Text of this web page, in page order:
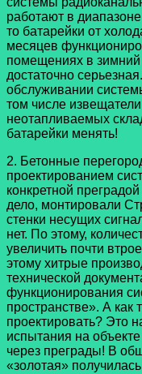
работают в
то батарейки от
месяцев
помещениях в
достаточно
обслуживании
том числе
неотапливаемых
батарейки менять!
2. Бетонные
проектированием
конкретной
дело, монтировали
стенки несущих
нет. По этому,
увеличить почти
этому хитрые
технической
функционирования
пространстве». А как
проектировать? Это
испытания на
через преграды! В
«золотая»